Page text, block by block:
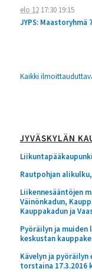
elo 1217:30 19:15
JYPS: Maastoryhmä
Kaikki
JYVÄSKYLÄN
Rautpohjan
Liikennesääntöjen
Väinönkadun,
Kauppakadun ja
Pyöräilyn ja
keskustan
Kävelyn ja
torstaina 17.3.2016